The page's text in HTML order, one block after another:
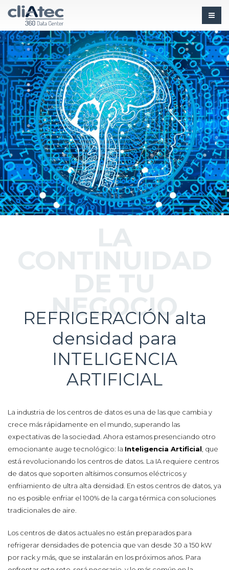
NEGOCIO
REFRIGERACIÓN alta
densidad para
INTELIGENCIA
ARTIFICIAL
La industria de los centros de datos es una de las que cambia y
crece más rápidamente en el mundo, superando las
expectativas de la sociedad. Ahora estamos presenciando otro
emocionante auge tecnológico: la Inteligencia Artificial , que
está revolucionando los centros de datos. La IA requiere centros
de datos que soporten altísimos consumos eléctricos y
enfriamiento de ultra alta densidad. En estos centros de datos, ya
no es posible enfriar el 100% de la carga térmica con soluciones
tradicionales de aire.
Los centros de datos actuales no están preparados para
refrigerar densidades de potencia que van desde 30 a 150 kW
por rack y más, que se instalarán en los próximos años. Para